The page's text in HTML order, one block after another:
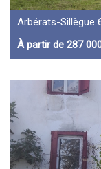
Arbérats-Sillègue
À partir de 287